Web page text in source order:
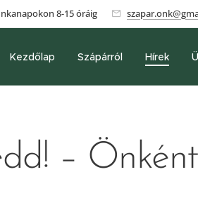
8-15 óráig
Kezdőlap Szápárról Hírek
–